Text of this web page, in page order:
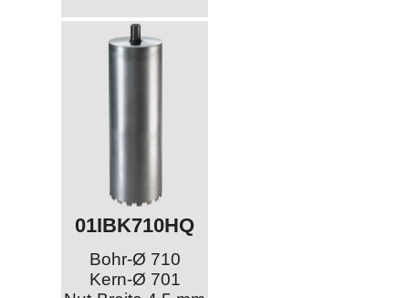
01IBK710HQ
Bohr-Ø 710
Kern-Ø 701